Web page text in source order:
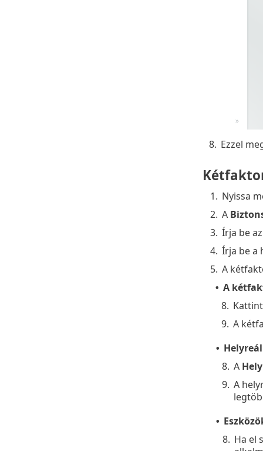
8. Ezzel
1. Nyissa
2. A
3. Írja be
4. Írja be a
5. A
• A
8.
9. A
•
8. A
9. A
•
8. Ha el